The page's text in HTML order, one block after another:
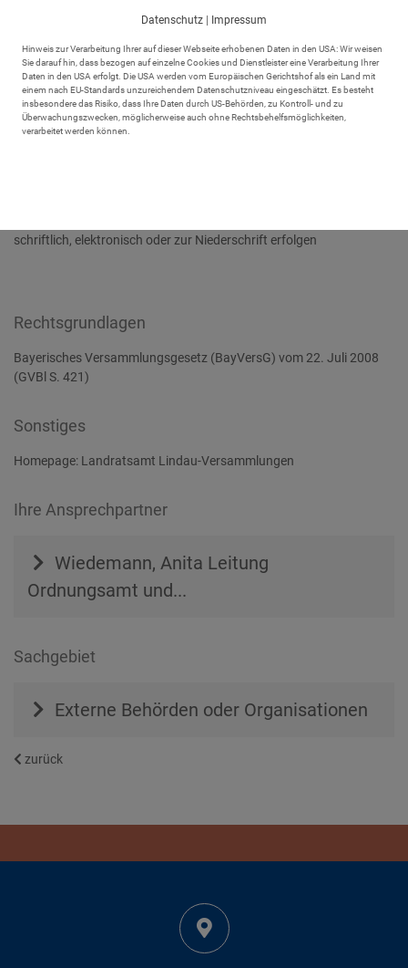
öffentliche Veranstaltungen wie Theateraufführungen, Konzerte,
Prozessionen, Straßenfeste, Flohmärkte etc. Für diese gelten
andere Bestimmungen.
Fristen
schriftlich, elektronisch oder zur Niederschrift erfolgen
Rechtsgrundlagen
Bayerisches Versammlungsgesetz (BayVersG) vom 22. Juli 2008
(GVBl S. 421)
Sonstiges
Homepage: Landratsamt Lindau-Versammlungen
Ihre Ansprechpartner
Wiedemann, Anita Leitung
Ordnungsamt und...
Sachgebiet
Externe Behörden oder Organisationen
zurück
Datenschutz | Impressum
Hinweis zur Verarbeitung Ihrer auf dieser Webseite erhobenen Daten in den USA: Wir weisen
Sie darauf hin, dass bezogen auf einzelne Cookies und Dienstleister eine Verarbeitung Ihrer
Daten in den USA erfolgt. Die USA werden vom Europäischen Gerichtshof als ein Land mit
einem nach EU-Standards unzureichendem Datenschutzniveau eingeschätzt. Es besteht
insbesondere das Risiko, dass Ihre Daten durch US-Behörden, zu Kontroll- und zu
Überwachungszwecken, möglicherweise auch ohne Rechtsbehelfsmöglichkeiten,
verarbeitet werden können.